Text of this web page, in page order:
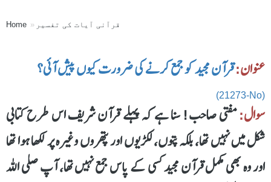
Home قرآنی آیات کی تفسیر
عنوان:قرآن مجید کو جمع کرنے کی ضرورت کیوں پیش آئی؟
(21273-No)
سوال:مفتی صاحب! سنا ہے کہ پہلے قرآن شریف اس طرح کتابی
شکل میں نہیں تھا، بلکہ پتوں، لکڑیوں اور پتھروں وغیرہ پر لکھا ہوا تھا
اور وہ بھی مکمل قرآن مجید کسی کے پاس جمع نہیں تھا، آپ صلی اللہ